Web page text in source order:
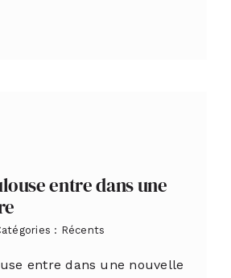
entre dans une
: Récents
entre dans une nouvelle